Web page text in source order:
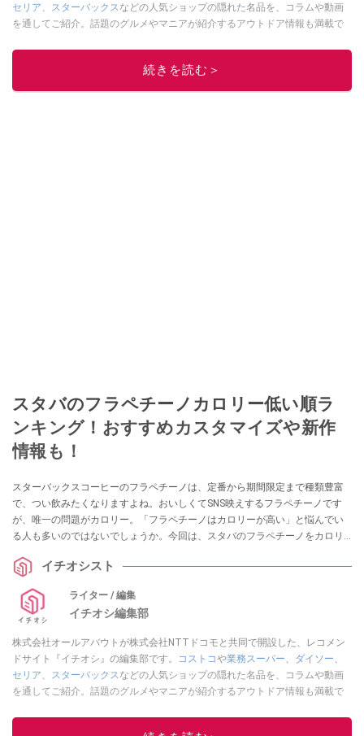
セリア
スターバックス などの人気ショップの隠れた名品を、コラムや動画
を通してご紹介。話題のグルメやマニアが紹介するアウトドア情報も満載で
レビューしています。毎日トレンド情報をお届けしているので、ぜひ
してください！続きを読む＞
スタバのフラペチーノカロリー低い順ラ
ンキング！おすすめカスタマイズや新作
情報も！
スターバックスコーヒーのフラペチーノは、定番から期間限定まで種類豊富
で、つい飲みたくなりますよね。おいしくてSNS映えするフラペチーノです
が、唯一の問題がカロリー。「フラペチーノはカロリーが高い」と悩んでい
る人も多いのではないでしょうか。今回は、スタバのフラペチーノをカロリ
おすすめカスタマイズや新作情報もお届けします。
イチオシスト
ライター / 編集
イチオシ編集部
株式会社オールアバウトが株式会社NTTドコモと共同で開設した、レコメン
ドサイト『イチオシ』の編集部です。
コストコや業務スーパー ダイソー
セリア
スターバックス などの人気ショップの隠れた名品を、コラムや動画
を通してご紹介。話題のグルメやマニアが紹介するアウトドア情報も満載で
レビューしています。毎日トレンド情報をお届けしているので、ぜひ